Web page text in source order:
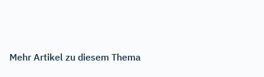
Mehr Artikel zu diesem Thema